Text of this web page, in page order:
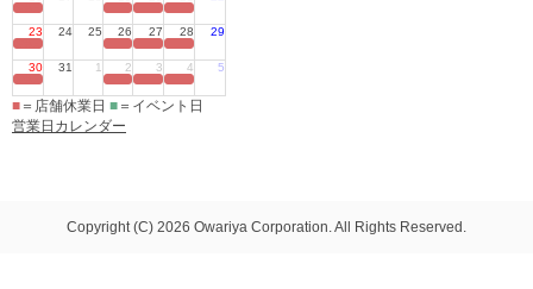
23 24 25 26 27 28 29
30 31 1 2 3 4 5
■ ＝店舗休業日 ■ ＝イベント日
営業日カレンダー
Copyright (C) 2026 Owariya Corporation. All Rights Reserved.